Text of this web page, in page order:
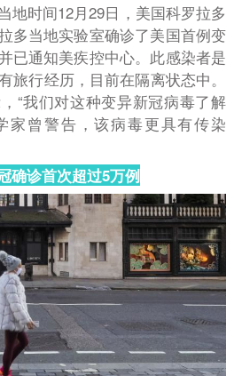
时间12月29日，美国科罗拉多
多当地实验室确诊了美国首例变
已通知美疾控中心。此感染者是
旅行经历，目前在隔离状态中。
“我们对这种变异新冠病毒了解
家曾警告，该病毒更具有传染
确诊首次超过5万例